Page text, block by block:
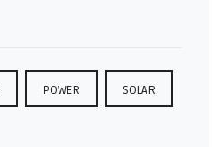
POWER SOLAR